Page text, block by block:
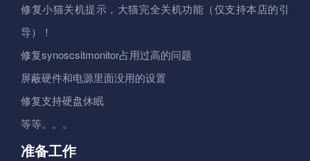
修复小猫关机提示，大猫完全关机功能（仅支持本店的引
导）！
修复synoscsitmonitor占用过高的问题
屏蔽硬件和电源里面没用的设置
修复支持硬盘休眠
等等。。。
准备工作